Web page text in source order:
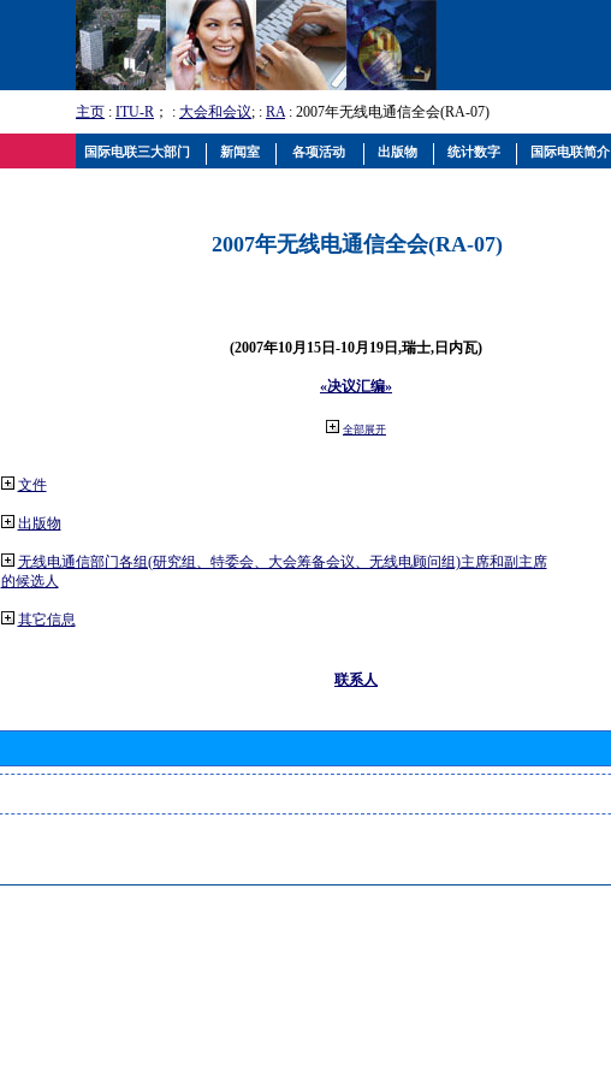
主页 : ITU-R ； : 大会和会议; : RA: 2007年无线电通信全会(RA-07)
2007年无线电通信全会(RA-07)
(2007年10月15日-10月19日,瑞士,日内瓦)
«决议汇编»
全部展开
文件
出版物
无线电通信部门各组(研究组、特委会、大会筹备会议、无线电顾问组)主席和副主席
的候选人
其它信息
联系人
国际电联三大部门 新闻室 各项活动 出版物 统计数字 国际电联简介